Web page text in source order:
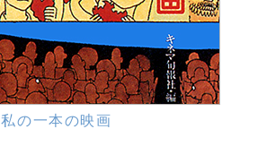
私の一本の映画